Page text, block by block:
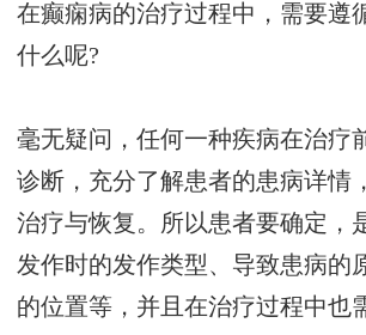
在癫痫病的治疗过程中，需要遵
什么呢?
毫无疑问，任何一种疾病在治疗
诊断，充分了解患者的患病详情
治疗与恢复。所以患者要确定，
发作时的发作类型、导致患病的
的位置等，并且在治疗过程中也